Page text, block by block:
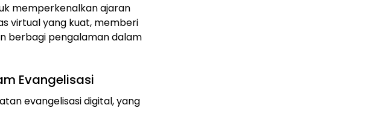
memperkenalkan ajaran
virtual yang kuat, memberi
berbagi pengalaman dalam
Evangelisasi
evangelisasi digital, yang